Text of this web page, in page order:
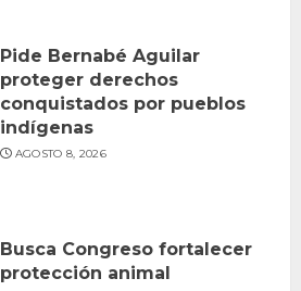
Pide Bernabé Aguilar
proteger derechos
conquistados por pueblos
indígenas
AGOSTO 8, 2026
Busca Congreso fortalecer
protección animal